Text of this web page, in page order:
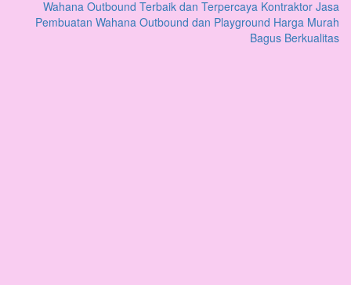
Wahana Outbound Terbaik dan Terpercaya Kontraktor Jasa
Pembuatan Wahana Outbound dan Playground Harga Murah
Bagus Berkualitas